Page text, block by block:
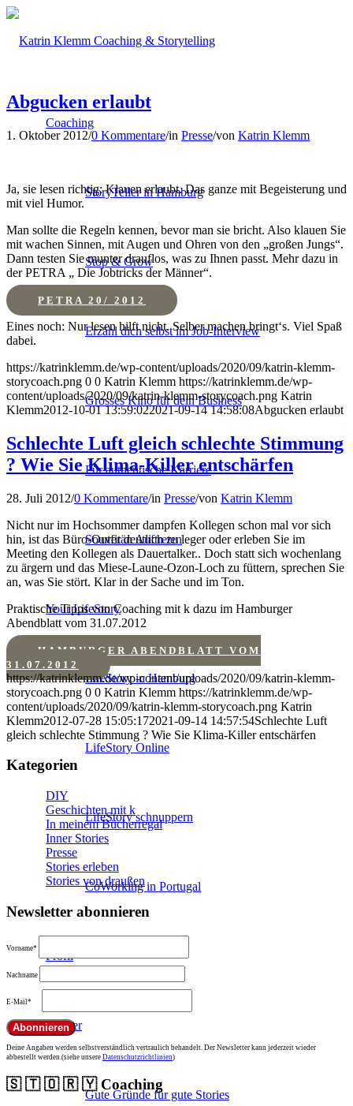
Coaching
StoryTeller in Hamburg
Stop & Grow
Erzähl dich selbst im Job-Interview
Grosses Kino für dein Business
Für authentische Karriere
Souverän Auftreten
Your LifeStory
LifeStory in Hamburg
LifeStory Online
LifeStory schnuppern
CoWorking in Portugal
Profil
Bücher
Gute Gründe für gute Stories
Abgucken erlaubt
1. Oktober 2012/0 Kommentare/in Presse/von Katrin Klemm
Ja, sie lesen richtig: Klauen erlaubt. Das ganze mit Begeisterung und
mit viel Humor.
Man sollte die Regeln kennen, bevor man sie bricht. Also klauen Sie
mit wachen Sinnen, mit Augen und Ohren von den „großen Jungs“.
Dann testen Sie munter drauflos, was zu Ihnen passt. Mehr dazu in
der PETRA „ Die Jobtricks der Männer“.
PETRA 20/ 2012
Eines noch: Nur lesen hilft nicht. Selber machen bringt‘s. Viel Spaß
dabei.
https://katrinklemm.de/wp-content/uploads/2020/09/katrin-klemm-
storycoach.png 0 0 Katrin Klemm https://katrinklemm.de/wp-
content/uploads/2020/09/katrin-klemm-storycoach.png Katrin
Klemm2012-10-01 13:59:022021-09-14 14:58:08Abgucken erlaubt
Schlechte Luft gleich schlechte Stimmung
? Wie Sie Klima-Killer entschärfen
28. Juli 2012/0 Kommentare/in Presse/von Katrin Klemm
Nicht nur im Hochsommer dampfen Kollegen schon mal vor sich
hin, ist das Büro-Outfit deutlich zu leger oder erleben Sie im
Meeting den Kollegen als Dauertalker.. Doch statt sich wochenlang
zu ärgern und das Miese-Laune-Ozon-Loch zu füttern, sprechen Sie
an, was Sie stört. Klar in der Sache und im Ton.
Praktische Tipps von Coaching mit k dazu im Hamburger
Abendblatt vom 31.07.2012
HAMBURGER ABENDBLATT VOM
31.07.2012
https://katrinklemm.de/wp-content/uploads/2020/09/katrin-klemm-
storycoach.png 0 0 Katrin Klemm https://katrinklemm.de/wp-
content/uploads/2020/09/katrin-klemm-storycoach.png Katrin
Klemm2012-07-28 15:05:172021-09-14 14:57:54Schlechte Luft
gleich schlechte Stimmung ? Wie Sie Klima-Killer entschärfen
Kategorien
DIY
Geschichten mit k
In meinem Bücherregal
Inner Stories
Presse
Stories erleben
Stories von draußen
Newsletter abonnieren
Vorname*
Nachname
E-Mail*
Deine Angaben werden selbstverständlich vertraulich behandelt. Der Newsletter kann jederzeit wieder
abbestellt werden.(siehe unsere Datenschutzrichtlinien)
🇸 🇹 🇴 🇷 🇾 Coaching